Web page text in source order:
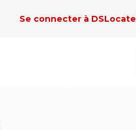
Se connecter à DSLocate